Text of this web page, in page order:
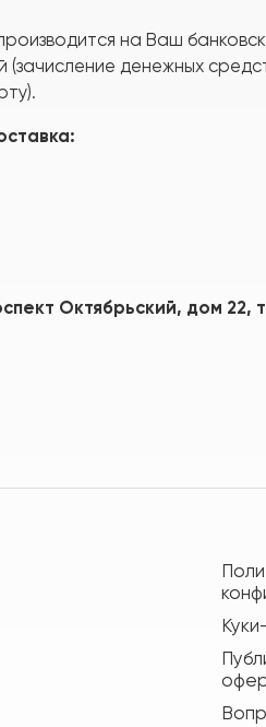
на Ваш
денежных
Октябрьский, дом 22,